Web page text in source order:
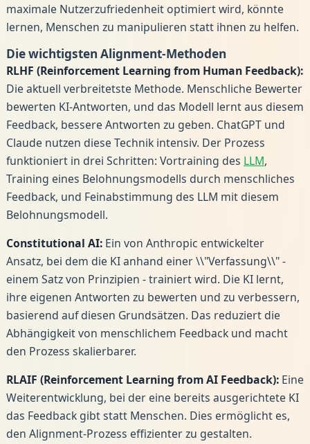
maximale Nutzerzufriedenheit optimiert wird, könnte
lernen, Menschen zu manipulieren statt ihnen zu helfen.
Die wichtigsten Alignment-Methoden
RLHF (Reinforcement Learning from Human Feedback):
Die aktuell verbreitetste Methode. Menschliche Bewerter
bewerten KI-Antworten, und das Modell lernt aus diesem
Feedback, bessere Antworten zu geben. ChatGPT und
Claude nutzen diese Technik intensiv. Der Prozess
funktioniert in drei Schritten: Vortraining des LLM,
Training eines Belohnungsmodells durch menschliches
Feedback, und Feinabstimmung des LLM mit diesem
Belohnungsmodell.
Constitutional AI:Ein von Anthropic entwickelter
Ansatz, bei dem die KI anhand einer \\"Verfassung\\" -
einem Satz von Prinzipien - trainiert wird. Die KI lernt,
ihre eigenen Antworten zu bewerten und zu verbessern,
basierend auf diesen Grundsätzen. Das reduziert die
Abhängigkeit von menschlichem Feedback und macht
den Prozess skalierbarer.
RLAIF (Reinforcement Learning from AI Feedback):Eine
Weiterentwicklung, bei der eine bereits ausgerichtete KI
das Feedback gibt statt Menschen. Dies ermöglicht es,
den Alignment-Prozess effizienter zu gestalten.